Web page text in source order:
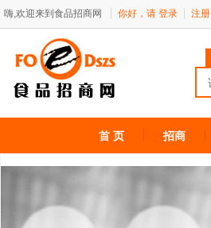
嗨,欢迎来到食品招商网 你好，请 登录 注册
首 页 招商